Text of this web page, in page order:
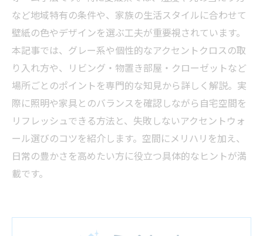
など地域特有の条件や、家族の生活スタイルに合わせて
壁紙の色やデザインを選ぶ工夫が重要視されています。
本記事では、グレー系や個性的なアクセントクロスの取
り入れ方や、リビング・物置き部屋・クローゼットなど
場所ごとのポイントを専門的な知見から詳しく解説。実
際に照明や家具とのバランスを確認しながら自宅空間を
リフレッシュできる方法と、失敗しないアクセントウォ
ール選びのコツを紹介します。空間にメリハリを加え、
日常の豊かさを高めたい方に役立つ具体的なヒントが満
載です。